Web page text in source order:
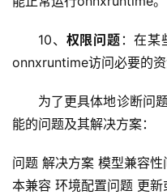
技
教
程
10、 权限问题 ：在某
onnxruntime访问必要的资
为了更具体地诊断问
能的问题及其解决方案：
问题 解决方案 模型兼容
本兼容 环境配置问题 更